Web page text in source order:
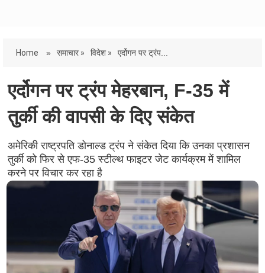
Home » समाचार » विदेश » एर्दोगन पर ट्रंप...
एर्दोगन पर ट्रंप मेहरबान, F-35 में
तुर्की की वापसी के दिए संकेत
अमेरिकी राष्ट्रपति डोनाल्ड ट्रंप ने संकेत दिया कि उनका प्रशासन
तुर्की को फिर से एफ-35 स्टील्थ फाइटर जेट कार्यक्रम में शामिल
करने पर विचार कर रहा है